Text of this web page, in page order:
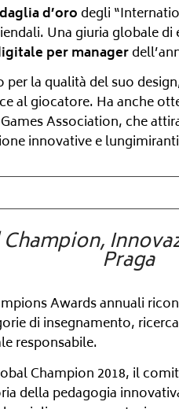
Praga
Awards annuali
di insegnamento,
responsabile.
Champion 2018, il
della pedagogia
d’orodegli
Una giuria globale di
per manager
per la qualità del suo
al giocatore. Ha anche
Association, che
innovative e